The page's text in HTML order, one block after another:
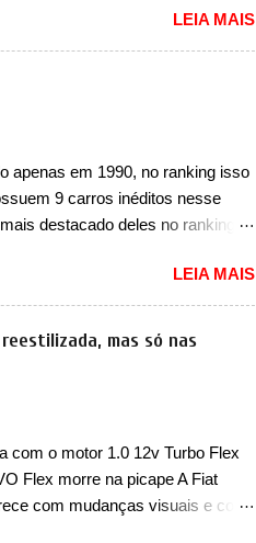
norte-americana diz que as
mais próxima para a
uma atualização do software do
a substituição do motor do
uma sobrecarga do
(BPCM), que poderá causar a
software do modulo de...
LEIA MAIS
apenas em 1990, no ranking isso
9 carros inéditos nesse
destacado deles no ranking
Nesse ano também era
de 14 anos ganhava uma
por suas formas arredondadas.
mercado. Era o Pointer, versão
e coreanos que chegaram
em 3 versões de carroceria,
o Vol...
LEIA MAIS
mas só nas
com o motor 1.0 12v Turbo Flex
Flex morre na picape A Fiat
com mudanças visuais e com